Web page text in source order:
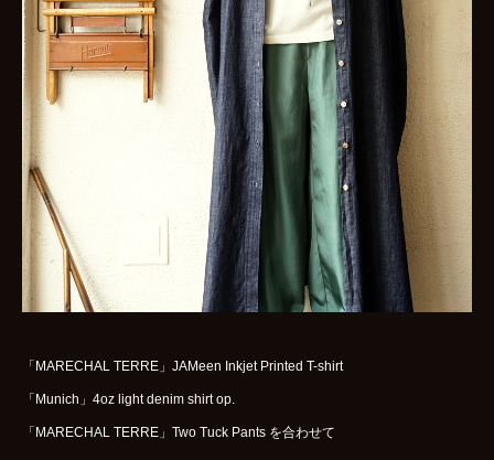
WOMENS
GOODS
ARCHIVES
shop
contact
Instagram
「MARECHAL TERRE」JAMeen Inkjet Printed T-shirt
「Munich」4oz light denim shirt op.
「MARECHAL TERRE」Two Tuck Pants を合わせて